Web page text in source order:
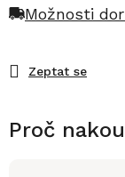
Zeptat se
Možnosti
Proč